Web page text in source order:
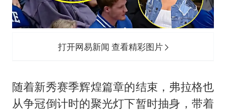
打开网易新闻 查看精彩图片
随着新秀赛季辉煌篇章的结束，弗拉格也
从争冠倒计时的聚光灯下暂时抽身，带着